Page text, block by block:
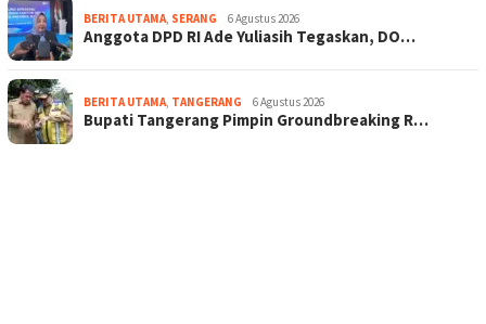
BERITA UTAMA, SERANG 6 Agustus 2026
Anggota DPD RI Ade Yuliasih Tegaskan, DO…
BERITA UTAMA, TANGERANG 6 Agustus 2026
Bupati Tangerang Pimpin Groundbreaking R…